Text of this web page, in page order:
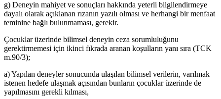
g) Deneyin mahiyet ve sonuçları hakkında yeterli bilgilendirmeye
dayalı olarak açıklanan rızanın yazılı olması ve herhangi bir menfaat
teminine bağlı bulunmaması, gerekir.
Çocuklar üzerinde bilimsel deneyin ceza sorumluluğunu
gerektirmemesi için ikinci fıkrada aranan koşulların yanı sıra (TCK
m.90/3);
a) Yapılan deneyler sonucunda ulaşılan bilimsel verilerin, varılmak
istenen hedefe ulaşmak açısından bunların çocuklar üzerinde de
yapılmasını gerekli kılması,